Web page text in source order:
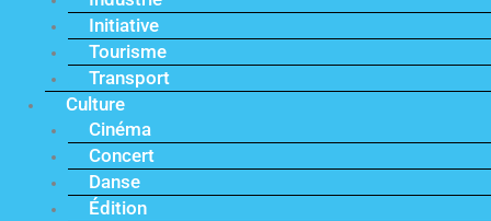
Initiative
Tourisme
Transport
Culture
Cinéma
Concert
Danse
Édition